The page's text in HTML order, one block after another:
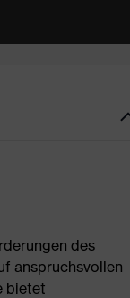
des
anspruchsvollen
bietet